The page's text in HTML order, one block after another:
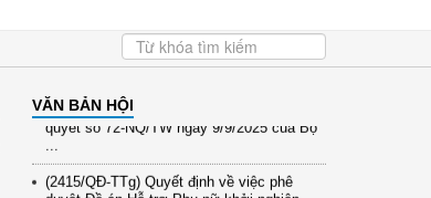
VĂN BẢN HỘI
Chương trình mục tiêu quốc gia xây dựng
(891/KH-ĐCT) Kế hoạch thực hiện Nghị
quyết số 72-NQ/TW ngày 9/9/2025 của Bộ
...
(2415/QĐ-TTg) Quyết định về việc phê
duyệt Đề án Hỗ trợ Phụ nữ khởi nghiệp ...